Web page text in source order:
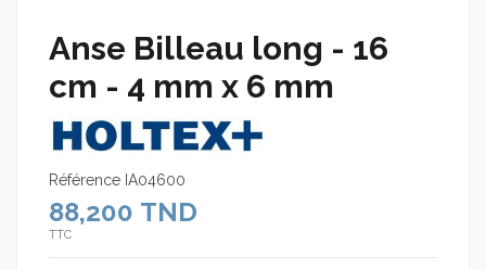
Anse Billeau long - 16
cm - 4 mm x 6 mm
Référence IA04600
88,200 TND
TTC